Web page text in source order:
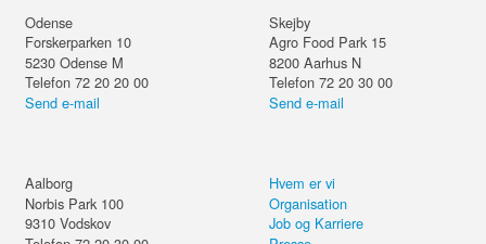
Odense
Forskerparken 10
5230 Odense M
Telefon 72 20 20 00
Send e-mail
Skejby
Agro Food Park 15
8200 Aarhus N
Telefon 72 20 30 00
Send e-mail
Aalborg
Norbis Park 100
9310 Vodskov
Hvem er vi
Organisation
Job og Karriere